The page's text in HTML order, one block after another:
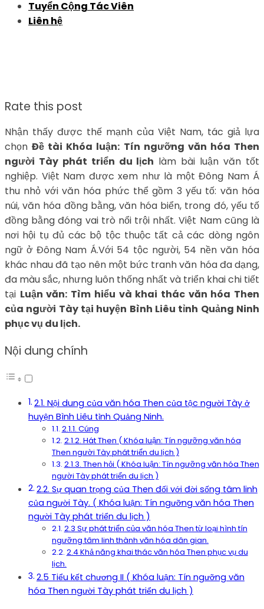
Tuyển Cộng Tác Viên
Liên hệ
Rate this post
Nhận thấy được thế mạnh của Việt Nam, tác giả lựa
chọnĐề tài Khóa luận: Tín ngưỡng văn hóa Then
người Tày phát triển du lịch làm bài luận văn tốt
nghiệp. Việt Nam được xem như là một Đông Nam Á
thu nhỏ với văn hóa phức thể gồm 3 yếu tố: văn hóa
núi, văn hóa đồng bằng, văn hóa biển, trong đó, yếu tố
đồng bằng đóng vai trò nổi trội nhất. Việt Nam cũng là
nơi hội tụ đủ các bộ tộc thuộc tất cả các dòng ngôn
ngữ ở Đông Nam Á.Với 54 tộc người, 54 nền văn hóa
khác nhau đã tạo nên một bức tranh văn hóa đa dạng,
đa màu sắc, nhưng luôn thống nhất và triển khai chi tiết
tại Luận văn: Tìm hiểu và khai thác văn hóa Then
của người Tày tại huyện Bình Liêu tỉnh Quảng Ninh
phục vụ du lịch.
Nội dung chính
2.1. Nội dung của văn hóa Then của tộc người Tày ở
huyện Bình Liêu tỉnh Quảng Ninh.
2.1.1. Cúng
2.1.2. Hát Then ( Khóa luận: Tín ngưỡng văn hóa
Then người Tày phát triển du lịch )
2.1.3. Then hỏi ( Khóa luận: Tín ngưỡng văn hóa Then
người Tày phát triển du lịch )
2.2. Sự quan trọng của Then đối với đời sống tâm linh
của người Tày. ( Khóa luận: Tín ngưỡng văn hóa Then
người Tày phát triển du lịch )
2.3 Sự phát triển của văn hóa Then từ loại hình tín
ngưỡng tâm linh thành văn hóa dân gian.
2.4 Khả năng khai thác văn hóa Then phục vụ du
lịch.
2.5 Tiểu kết chương II ( Khóa luận: Tín ngưỡng văn
hóa Then người Tày phát triển du lịch )